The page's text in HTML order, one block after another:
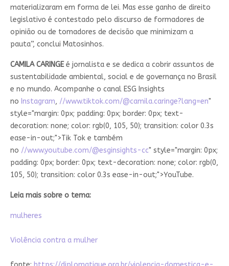
materializaram em forma de lei. Mas esse ganho de direito
legislativo é contestado pelo discurso de formadores de
opinião ou de tomadores de decisão que minimizam a
pauta”, conclui Matosinhos.
CAMILA CARINGEé jornalista e se dedica a cobrir assuntos de
sustentabilidade ambiental, social e de governança no Brasil
e no mundo. Acompanhe o canal ESG Insights
no Instagram, //www.tiktok.com/@camila.caringe?lang=en"
style="margin: 0px; padding: 0px; border: 0px; text-
decoration: none; color: rgb(0, 105, 50); transition: color 0.3s
ease-in-out;">Tik Tok e também
no //www.youtube.com/@esginsights-cc" style="margin: 0px;
padding: 0px; border: 0px; text-decoration: none; color: rgb(0,
105, 50); transition: color 0.3s ease-in-out;">YouTube.
Leia mais sobre o tema:
mulheres
Violência contra a mulher